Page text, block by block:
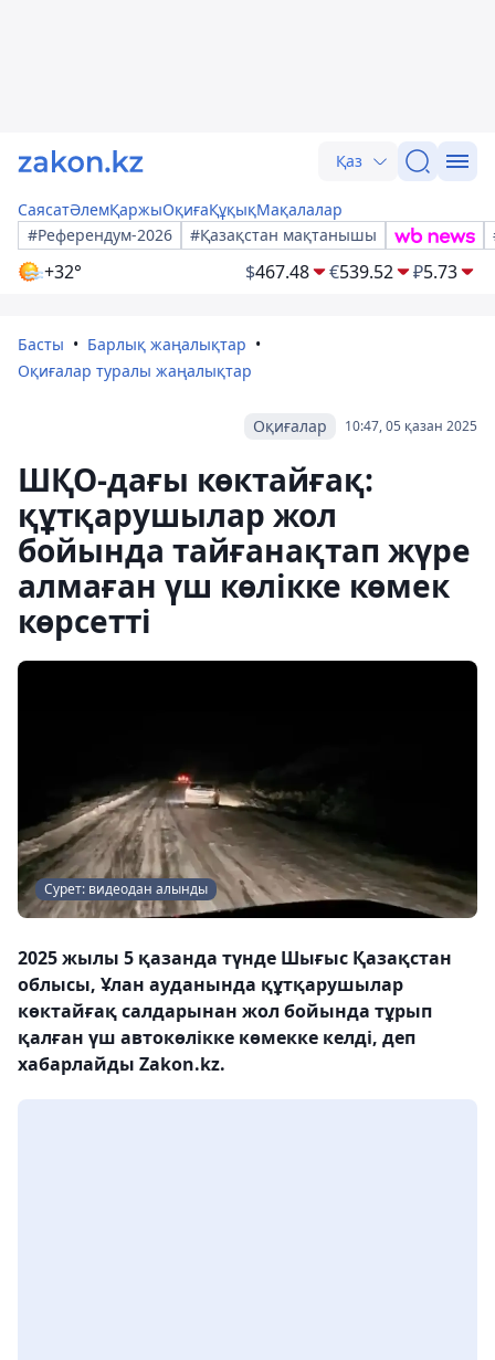
Қаз
СаясатӘлемҚаржыОқиғаҚұқықМақалалар
#Референдум-2026
#Қазақстан мақтанышы
+32° $467.48 €539.52 ₽5.73
Басты
Барлық жаңалықтар
Оқиғалар туралы жаңалықтар
10:47, 05 қазан 2025
Оқиғалар
ШҚО-дағы көктайғақ:
құтқарушылар жол
бойында тайғанақтап жүре
алмаған үш көлікке көмек
көрсетті
Сурет: видеодан алынды
2025 жылы 5 қазанда түнде Шығыс Қазақстан
облысы, Ұлан ауданында құтқарушылар
көктайғақ салдарынан жол бойында тұрып
қалған үш автокөлікке көмекке келді, деп
хабарлайды Zakon.kz.